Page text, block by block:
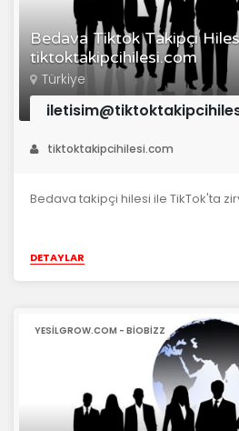
Bedava Tiktok Takipçi
tiktoktakipcihilesi.com
Türkiye
tiktoktakipcihilesi.com
Bedava takipçi hilesi ile TikTok'ta
DETAYLAR
YESILGROW.COM - BIOBIZZ